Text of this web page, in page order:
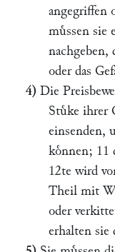
angegriffen
muͤssen sie
nachgeben,
oder das
4) Die
Stuͤke ihrer
einsenden,
koͤnnen; 11
12te wird
Theil mit
oder
erhalten sie